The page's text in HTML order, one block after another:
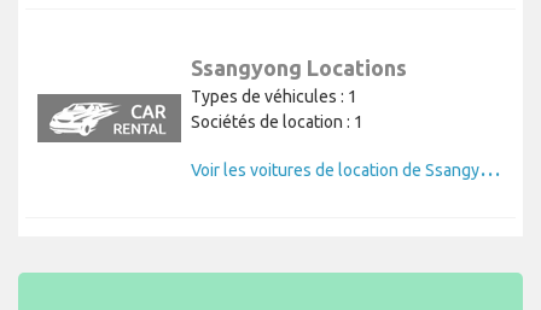
Ssangyong Locations
Types de véhicules : 1
Sociétés de location : 1
V
oir les voitures de location de Ssangyong